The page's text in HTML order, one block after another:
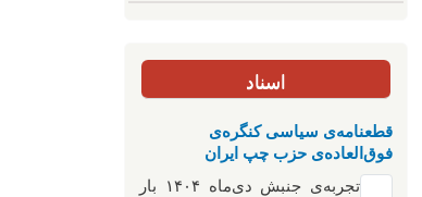
اسناد
قطعنامه‌ی سیاسی کنگره‌ی
فوق‌العاده‌ی حزب چپ ایران
تجربه‌ی جنبش دی‌ماه ۱۴۰۴ بار